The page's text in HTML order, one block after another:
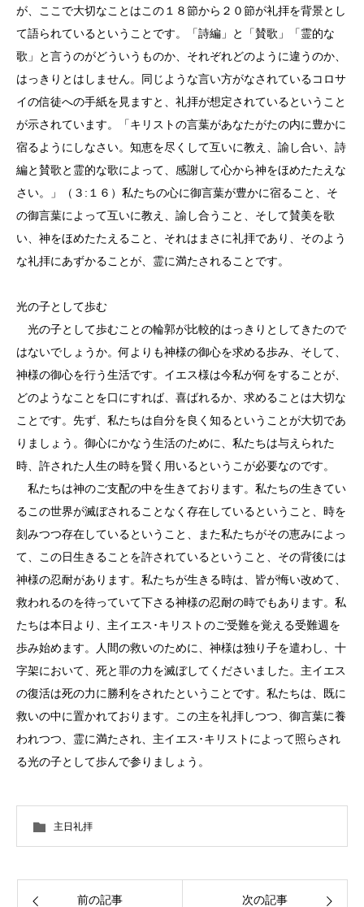
が、ここで大切なことはこの１８節から２０節が礼拝を背景とし
て語られているということです。「詩編」と「賛歌」「霊的な
歌」と言うのがどういうものか、それぞれどのように違うのか、
はっきりとはしません。同じような言い方がなされているコロサ
イの信徒への手紙を見ますと、礼拝が想定されているということ
が示されています。「キリストの言葉があなたがたの内に豊かに
宿るようにしなさい。知恵を尽くして互いに教え、諭し合い、詩
編と賛歌と霊的な歌によって、感謝して心から神をほめたたえな
さい。」（３:１６）私たちの心に御言葉が豊かに宿ること、そ
の御言葉によって互いに教え、諭し合うこと、そして賛美を歌
い、神をほめたたえること、それはまさに礼拝であり、そのよう
な礼拝にあずかることが、霊に満たされることです。
光の子として歩む
光の子として歩むことの輪郭が比較的はっきりとしてきたので
はないでしょうか。何よりも神様の御心を求める歩み、そして、
神様の御心を行う生活です。イエス様は今私が何をすることが、
どのようなことを口にすれば、喜ばれるか、求めることは大切な
ことです。先ず、私たちは自分を良く知るということが大切であ
りましょう。御心にかなう生活のために、私たちは与えられた
時、許された人生の時を賢く用いるというこが必要なのです。
私たちは神のご支配の中を生きております。私たちの生きてい
るこの世界が滅ぼされることなく存在しているということ、時を
刻みつつ存在しているということ、また私たちがその恵みによっ
て、この日生きることを許されているということ、その背後には
神様の忍耐があります。私たちが生きる時は、皆が悔い改めて、
救われるのを待っていて下さる神様の忍耐の時でもあります。私
たちは本日より、主イエス･キリストのご受難を覚える受難週を
歩み始めます。人間の救いのために、神様は独り子を遣わし、十
字架において、死と罪の力を滅ぼしてくださいました。主イエス
の復活は死の力に勝利をされたということです。私たちは、既に
救いの中に置かれております。この主を礼拝しつつ、御言葉に養
われつつ、霊に満たされ、主イエス･キリストによって照らされ
る光の子として歩んで参りましょう。
主日礼拝
前の記事 次の記事